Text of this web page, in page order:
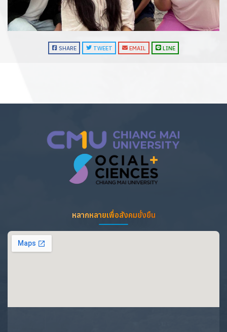
SHARE TWEET EMAIL LINE
หลากหลายเพื่อสังคมยั่งยืน